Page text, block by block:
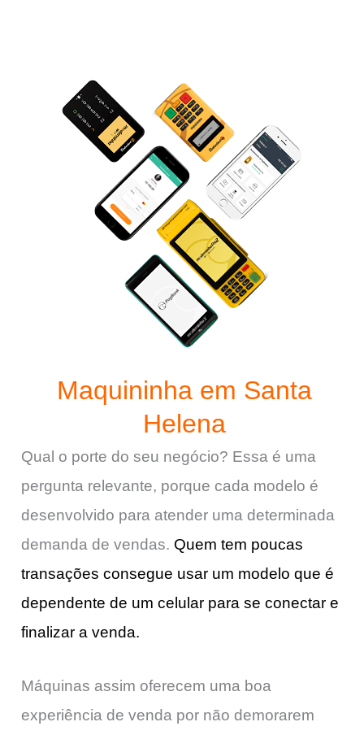
Maquininha em Santa
Helena
Qual o porte do seu negócio? Essa é uma
pergunta relevante, porque cada modelo é
desenvolvido para atender uma determinada
demanda de vendas. Quem tem poucas
transações consegue usar um modelo que é
dependente de um celular para se conectar e
finalizar a venda.
Máquinas assim oferecem uma boa
experiência de venda por não demorarem